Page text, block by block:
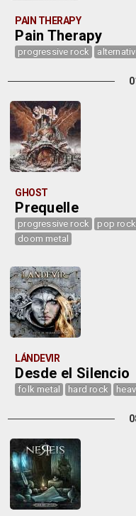
PAIN THERAPY
Pain Therapy
progressive rock
GHOST
Prequelle
progressive rock pop rock
doom metal
LÁNDEVIR
Desde el Silencio
folk metal hard rock